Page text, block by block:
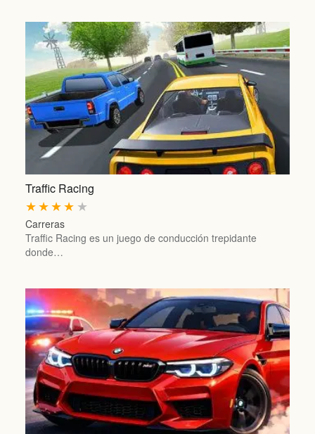
Traffic Racing
★
★
★
★
★
Carreras
Traffic Racing es un juego de conducción trepidante
donde…